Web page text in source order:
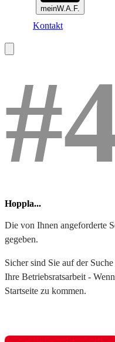
meinW.A.F.
Kontakt
Hoppla...
Die von Ihnen angeforderte
gegeben.
Sicher sind Sie auf der
Ihre Betriebsratsarbeit -
Startseite zu kommen.